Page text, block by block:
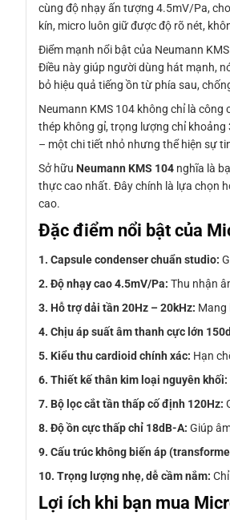
cùng độ nhạy ấn tượng 4.5mV/Pa,
kín, micro luôn giữ được độ rõ nét,
Điểm mạnh nổi bật của Neumann
Điều này giúp người dùng hát mạnh,
bỏ hiệu quả tiếng ồn từ phía sau,
Neumann KMS 104 không chỉ là công
thép không gỉ, trọng lượng chỉ khoảng
– một chi tiết nhỏ nhưng thể hiện sự
Sở hữu Neumann KMS 104 nghĩa là
thực cao nhất. Đây chính là lựa chọn
cao.
Đặc điểm nổi bật của
1. Capsule condenser chuẩn studio:
2. Độ nhạy cao 4.5mV/Pa: Thu nhận
3. Hỗ trợ dải tần 20Hz – 20kHz: Mang
4. Chịu áp suất âm thanh cực lớn
5. Kiểu thu cardioid chính xác: Hạn
6. Thiết kế thân kim loại nguyên khối:
7. Bộ lọc cắt tần thấp cố định 120Hz:
8. Độ ồn cực thấp chỉ 18dB-A: Giúp
9. Cấu trúc không biến áp
10. Trọng lượng nhẹ, dễ cầm nắm:
Lợi ích khi bạn mua